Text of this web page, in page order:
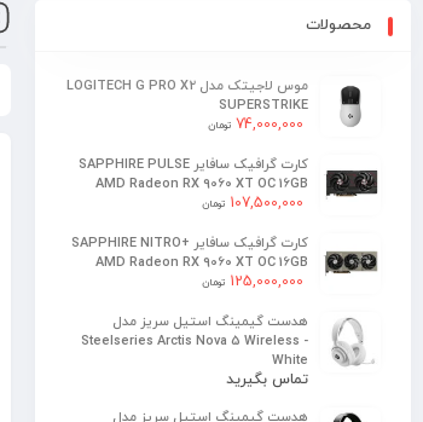
محصولات
موس لاجیتک مدل LOGITECH G PRO X2
SUPERSTRIKE
74,000,000 تومان
کارت گرافیک سافایر SAPPHIRE PULSE
AMD Radeon RX 9060 XT OC 16GB
107,500,000 تومان
کارت گرافیک سافایر SAPPHIRE NITRO+
AMD Radeon RX 9060 XT OC 16GB
125,000,000 تومان
هدست گیمینگ استیل سریز مدل
Steelseries Arctis Nova 5 Wireless -
White
تماس بگیرید
هدست گیمینگ استیل سریز مدل